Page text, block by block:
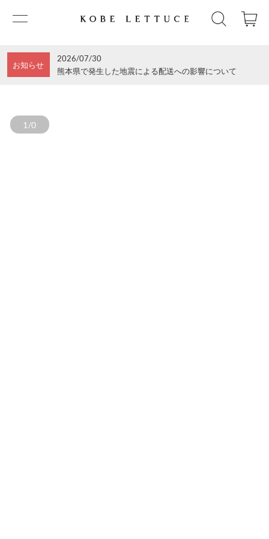
お知らせ
2026/07/30
熊本県で発生した地震による配送への影響について
1/0